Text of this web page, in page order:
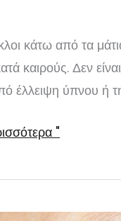
κάτω από τα
καιρούς. Δεν
έλλειψη ύπνου ή
"